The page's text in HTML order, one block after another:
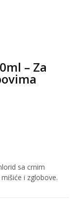
– Za
sa crnim
i zglobove.